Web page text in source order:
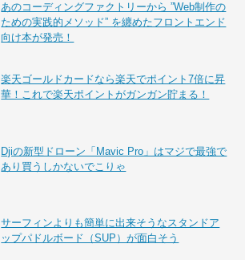
あのコーディングファクトリーから ”Web制作の
ための実践的メソッド” を纏めたフロントエンド
向け本が発売！
楽天ゴールドカードなら楽天でポイント7倍に昇
華！これで楽天ポイントがガンガン貯まる！
Djiの新型ドローン「Mavic Pro」はマジで最強で
あり買うしかないでこりゃ
サーフィンよりも簡単に出来そうなスタンドア
ップパドルボード（SUP）が面白そう